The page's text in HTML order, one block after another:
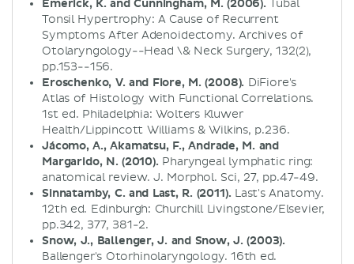
Emerick, K. and Cunningham, M. (2006). Tubal
Tonsil Hypertrophy: A Cause of Recurrent
Symptoms After Adenoidectomy. Archives of
Otolaryngology--Head \& Neck Surgery, 132(2),
pp.153--156.
Eroschenko, V. and Fiore, M. (2008). DiFiore's
Atlas of Histology with Functional Correlations.
1st ed. Philadelphia: Wolters Kluwer
Health/Lippincott Williams & Wilkins, p.236.
Jácomo, A., Akamatsu, F., Andrade, M. and
Margarido, N. (2010). Pharyngeal lymphatic ring:
anatomical review. J. Morphol. Sci, 27, pp.47-49.
Sinnatamby, C. and Last, R. (2011). Last's Anatomy.
12th ed. Edinburgh: Churchill Livingstone/Elsevier,
pp.342, 377, 381-2.
Snow, J., Ballenger, J. and Snow, J. (2003).
Ballenger's Otorhinolaryngology. 16th ed.